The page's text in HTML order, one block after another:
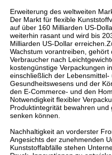
Erweiterung des weltweiten
Der Markt für flexible
auf über 160 Milliarden US-
weiterhin rasant und wird bis
Milliarden US-Dollar
Wachstum vorantreiben,
Verbraucher nach
kostengünstige Verpackungen
einschließlich der
Gesundheitswesens und der
den E-Commerce- und den
Notwendigkeit flexibler
Produktintegrität bewahren und
senken können.
Nachhaltigkeit an vorderster
Angesichts der zunehmenden
Kunststoffabfälle stehen